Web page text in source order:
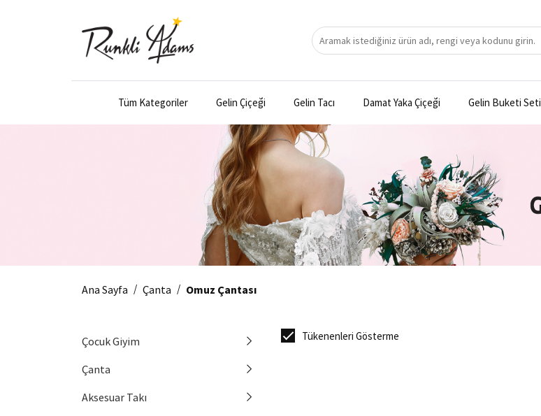
Tüm Kategoriler Gelin Çiçeği Gelin Tacı Damat Yaka Çiçeği Gelin Buketi Seti
Ana Sayfa / Çanta / Omuz Çantası
Çocuk Giyim
Çanta
Aksesuar Takı
Tükenenleri Gösterme